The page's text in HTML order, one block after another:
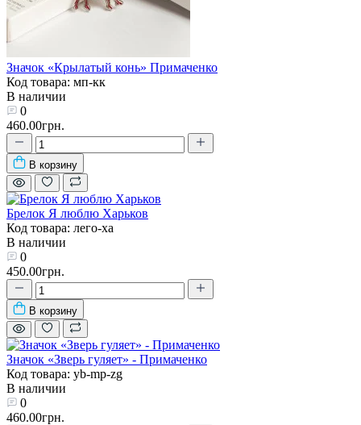
Значок «Крылатый конь» Примаченко
Код товара: мп-кк
В наличии
0
460.00грн.
В корзину
Брелок Я люблю Харьков
Код товара: лего-ха
В наличии
0
450.00грн.
В корзину
Значок «Зверь гуляет» - Примаченко
Код товара: yb-mp-zg
В наличии
0
460.00грн.